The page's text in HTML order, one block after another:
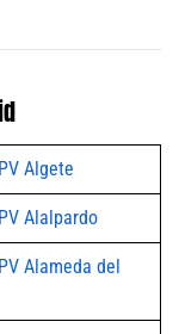
Algete
Alalpardo
Alameda del